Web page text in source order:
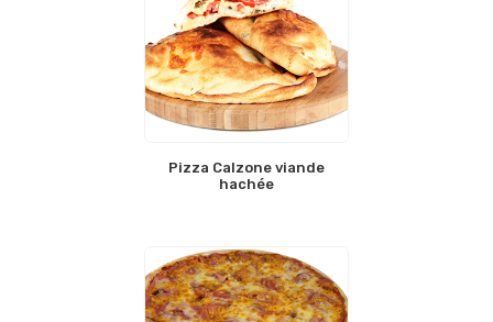
Pizza Calzone viande
hachée